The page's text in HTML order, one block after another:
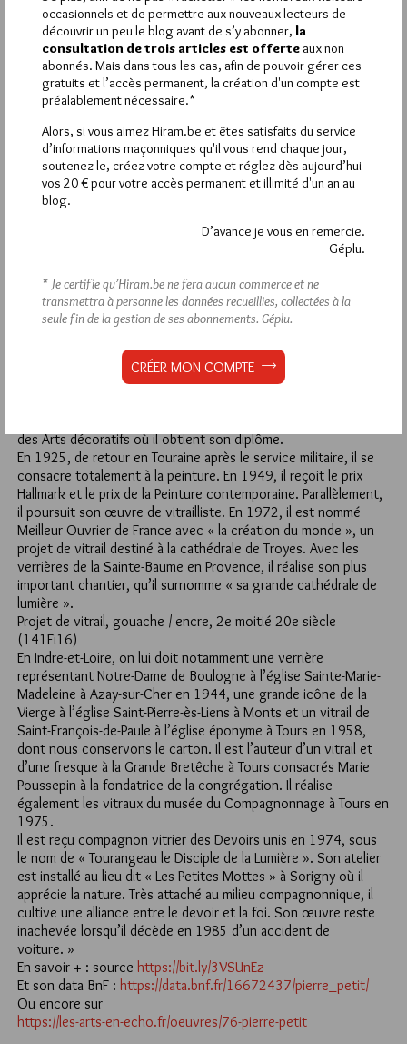
compagnons au travers leur dimension identitaire et le
communautarisme, de plus en plus exacerbé.
En résumé, ce texte procède et participe activement non de la
tradition elle-même, mais d’une fabrication de la tradition très
orientée… et, en l’occurrence, très antimaçonnique !
FLINT
11 DÉCEMBRE 2022 À 7H34 / RÉPONDRE
Bonne initiative.
11 DÉCEMBRE 2022 À 5H29 / RÉPONDRE
En mémoire de Pierre Petit (1910-1985), « Tourangeau le
Disciple de la Lumière ».
« Né à Tours en 1910, ce fils de menuisier rentre en
apprentissage à 13 ans chez un maître verrier tourangeau.
des Arts décoratifs où il obtient son diplôme.
En 1925, de retour en Touraine après le service militaire, il se
consacre totalement à la peinture. En 1949, il reçoit le prix
Hallmark et le prix de la Peinture contemporaine. Parallèlement,
il poursuit son œuvre de vitrailliste. En 1972, il est nommé
Meilleur Ouvrier de France avec « la création du monde », un
projet de vitrail destiné à la cathédrale de Troyes. Avec les
verrières de la Sainte-Baume en Provence, il réalise son plus
important chantier, qu’il surnomme « sa grande cathédrale de
lumière ».
Projet de vitrail, gouache / encre, 2e moitié 20e siècle
(141Fi16)
En Indre-et-Loire, on lui doit notamment une verrière
représentant Notre-Dame de Boulogne à l’église Sainte-Marie-
Madeleine à Azay-sur-Cher en 1944, une grande icône de la
Vierge à l’église Saint-Pierre-ès-Liens à Monts et un vitrail de
Saint-François-de-Paule à l’église éponyme à Tours en 1958,
dont nous conservons le carton. Il est l’auteur d’un vitrail et
d’une fresque à la Grande Bretêche à Tours consacrés Marie
Poussepin à la fondatrice de la congrégation. Il réalise
également les vitraux du musée du Compagnonnage à Tours en
1975.
Il est reçu compagnon vitrier des Devoirs unis en 1974, sous
le nom de « Tourangeau le Disciple de la Lumière ». Son atelier
est installé au lieu-dit « Les Petites Mottes » à Sorigny où il
apprécie la nature. Très attaché au milieu compagnonnique, il
cultive une alliance entre le devoir et la foi. Son œuvre reste
inachevée lorsqu’il décède en 1985 d’un accident de
voiture. »
En savoir + : source https://bit.ly/3VSUnEz
Et son data BnF : https://data.bnf.fr/16672437/pierre_petit/
Ou encore sur
https://les-arts-en-echo.fr/oeuvres/76-pierre-petit
occasionnels et de permettre aux nouveaux lecteurs de
découvrir un peu le blog avant de s’y abonner, la
consultation de trois articles est offerte aux non
abonnés. Mais dans tous les cas, afin de pouvoir gérer ces
gratuits et l’accès permanent, la création d'un compte est
préalablement nécessaire.*
Alors, si vous aimez Hiram.be et êtes satisfaits du service
d’informations maçonniques qu'il vous rend chaque jour,
soutenez-le, créez votre compte et réglez dès aujourd’hui
vos 20 € pour votre accès permanent et illimité d'un an au
blog.
D’avance je vous en remercie.
Géplu.
* Je certifie qu’Hiram.be ne fera aucun commerce et ne
transmettra à personne les données recueillies, collectées à la
seule fin de la gestion de ses abonnements. Géplu.
CRÉER MON COMPTE